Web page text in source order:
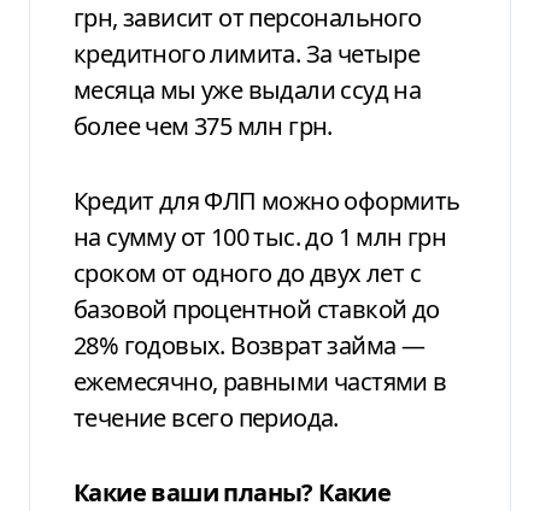
грн, зависит от персонального
кредитного лимита. За четыре
месяца мы уже выдали ссуд на
более чем 375 млн грн.
Кредит для ФЛП можно оформить
на сумму от 100 тыс. до 1 млн грн
сроком от одного до двух лет с
базовой процентной ставкой до
28% годовых. Возврат займа —
ежемесячно, равными частями в
течение всего периода.
Какие ваши планы? Какие